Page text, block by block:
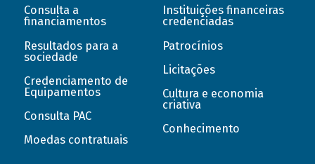
Consulta a
financiamentos
Resultados para a
sociedade
Credenciamento de
Equipamentos
Consulta PAC
Moedas contratuais
Instituições financeiras
credenciadas
Patrocínios
Licitações
Cultura e economia
criativa
Conhecimento